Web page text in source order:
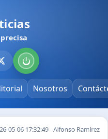
Nosotros
05-06 17:32:49 - Alfonso Ramírez